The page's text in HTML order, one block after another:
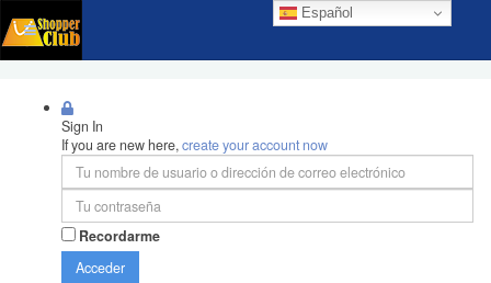
Español
Sign In
If you are new here,create your account now
Recordarme
Acceder